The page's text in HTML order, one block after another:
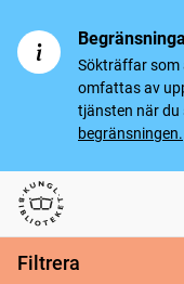
Sökträffar som
omfattas av
tjänsten när du
begränsningen.
Svenska tidningar
Filtrera